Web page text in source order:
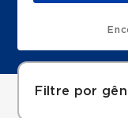
Filtre por